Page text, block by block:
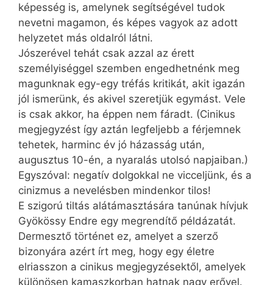
képesség is, amelynek segítségével tudok
nevetni magamon, és képes vagyok az adott
helyzetet más oldalról látni.
Jószerével tehát csak azzal az érett
személyiséggel szemben engedhetnénk meg
magunknak egy-egy tréfás kritikát, akit igazán
jól ismerünk, és akivel szeretjük egymást. Vele
is csak akkor, ha éppen nem fáradt. (Cinikus
megjegyzést így aztán legfeljebb a férjemnek
tehetek, harminc év jó házasság után,
augusztus 10-én, a nyaralás utolsó napjaiban.)
Egyszóval: negatív dolgokkal ne vicceljünk, és a
cinizmus a nevelésben mindenkor tilos!
E szigorú tiltás alátámasztására tanúnak hívjuk
Gyökössy Endre egy megrendítő példázatát.
Dermesztő történet ez, amelyet a szerző
bizonyára azért írt meg, hogy egy életre
elriasszon a cinikus megjegyzésektől, amelyek
különösen kamaszkorban hatnak nagy erővel.